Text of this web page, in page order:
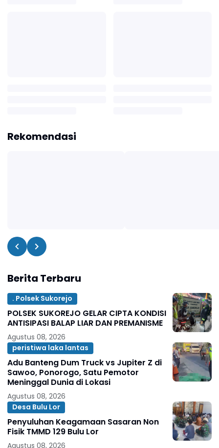
Rekomendasi
Berita Terbaru
. Polsek Sukorejo
POLSEK SUKOREJO GELAR CIPTA KONDISI
ANTISIPASI BALAP LIAR DAN PREMANISME
Agustus 08, 2026
peristiwa laka lantas
Adu Banteng Dum Truck vs Jupiter Z di
Sawoo, Ponorogo, Satu Pemotor
Meninggal Dunia di Lokasi
Agustus 08, 2026
Desa Bulu Lor
Penyuluhan Keagamaan Sasaran Non
Fisik TMMD 129 Bulu Lor
Agustus 08, 2026